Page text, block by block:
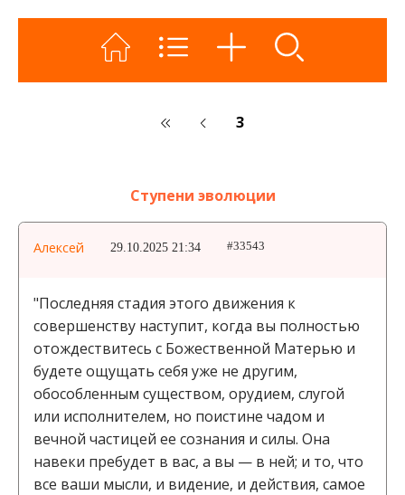
3
Ступени эволюции
Алексей 29.10.2025 21:34 #33543
"Последняя стадия этого движения к
совершенству наступит, когда вы полностью
отождествитесь с Божественной Матерью и
будете ощущать себя уже не другим,
обособленным существом, орудием, слугой
или исполнителем, но поистине чадом и
вечной частицей ее сознания и силы. Она
навеки пребудет в вас, а вы — в ней; и то, что
все ваши мысли, и видение, и действия, самое